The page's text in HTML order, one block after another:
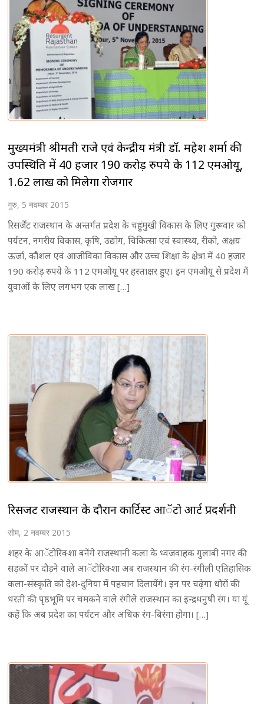
मुख्यमंत्री श्रीमती राजे एवं केन्द्रीय मंत्री डाॅ. महेश शर्मा की
उपस्थिति में 40 हजार 190 करोड़ रुपये के 112 एमओयू,
1.62 लाख को मिलेगा रोजगार
गुरु, 5 नवम्बर 2015
रिसर्जेंट राजस्थान के अन्तर्गत प्रदेश के चहुंमुखी विकास के लिए गुरूवार को
पर्यटन, नगरीय विकास, कृषि, उद्योग, चिकित्सा एवं स्वास्थ्य, रीको, अक्षय
ऊर्जा, कौशल एवं आजीविका विकास और उच्च शिक्षा के क्षेत्रा में 40 हजार
190 करोड़ रुपये के 112 एमओयू पर हस्ताक्षर हुए। इन एमओयू से प्रदेश में
युवाओं के लिए लगभग एक लाख […]
रिसर्जेंट राजस्थान के दौरान कार्टिस्ट आॅटो आर्ट प्रदर्शनी
सोम, 2 नवम्बर 2015
शहर के आॅटोरिक्शा बनेंगे राजस्थानी कला के ध्वजवाहक गुलाबी नगर की
सड़कों पर दौड़ने वाले आॅटोरिक्शा अब राजस्थान की रंग-रंगीली एतिहासिक
कला-संस्कृति को देश-दुनिया में पहचान दिलायेंगे। इन पर चढे़गा धोरों की
धरती की पृष्ठभूमि पर चमकने वाले रंगीले राजस्थान का इन्द्रधनुषी रंग। या यूं
कहें कि अब प्रदेश का पर्यटन और अधिक रंग-बिरंगा होगा। […]